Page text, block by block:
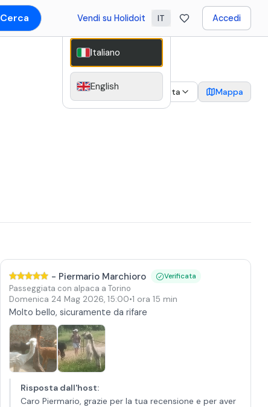
Cerca Vendi su Holidoit IT Accedi
Data Mappa
- Piermario Marchioro Verificata
Passeggiata con alpaca a Torino
Domenica 24 Mag 2026, 15:00•1 ora 15 min
Molto bello, sicuramente da rifare
Risposta dall'host:
Caro Piermario, grazie per la tua recensione e per aver
Italiano
English